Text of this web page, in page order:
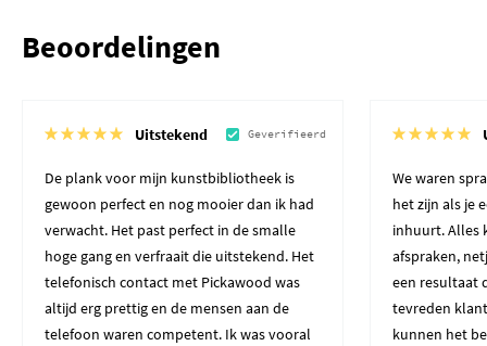
Beoordelingen
Uitstekend Geverifieerd
De plank voor mijn kunstbibliotheek is
gewoon perfect en nog mooier dan ik had
verwacht. Het past perfect in de smalle
hoge gang en verfraait die uitstekend. Het
telefonisch contact met Pickawood was
altijd erg prettig en de mensen aan de
telefoon waren competent. Ik was vooral
We waren
het zijn als je
inhuurt. Alles
afspraken,
een resultaat
tevreden
kunnen het